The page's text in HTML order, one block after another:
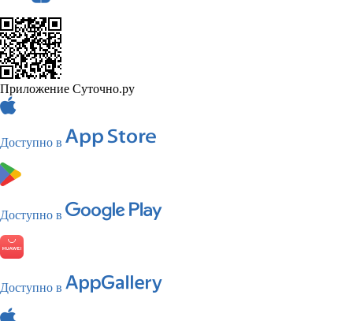
Приложение Суточно.ру
Доступно в
Доступно в
Доступно в